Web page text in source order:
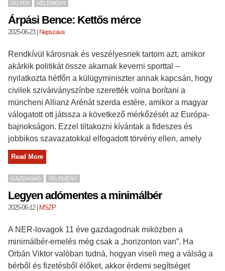
ÜGYEK VÉLEMÉNY
Árpási Bence: Kettős mérce
2025-06-23| Nepszava
Rendkívül károsnak és veszélyesnek tartom azt, amikor
akárkik politikát össze akarnak keverni sporttal –
nyilatkozta hétfőn a külügyminiszter annak kapcsán, hogy
civilek szivárványszínbe szerették volna borítani a
müncheni Allianz Arénát szerda estére, amikor a magyar
válogatott ott játssza a következő mérkőzését az Európa-
bajnokságon. Ezzel tiltakozni kívántak a fideszes és
jobbikos szavazatokkal elfogadott törvény ellen, amely
Read More
GAZDASÁG VÉLEMÉNY
Legyen adómentes a minimálbér
2025-06-12| MSZP
A NER-lovagok 11 éve gazdagodnak miközben a
minimálbér-emelés még csak a „horizonton van”. Ha
Orbán Viktor valóban tudná, hogyan viseli meg a válság a
bérből és fizetésből élőket, akkor érdemi segítséget